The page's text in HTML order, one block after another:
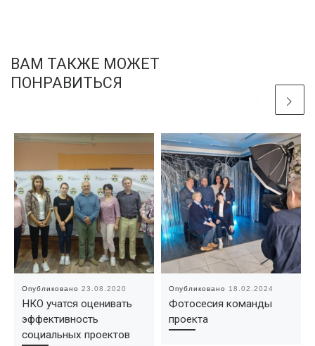
ВАМ ТАКЖЕ МОЖЕТ
ПОНРАВИТЬСЯ
Опубликовано 23.08.2020
НКО учатся оценивать
эффективность
социальных проектов
Опубликовано 18.02.2024
Фотосесия команды
проекта